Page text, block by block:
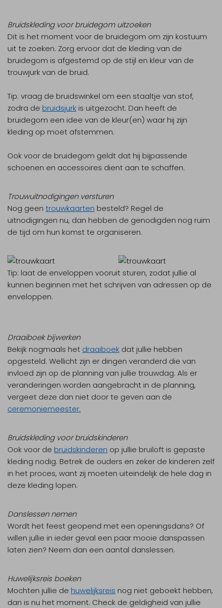
Bruidskleding voor bruidegom uitzoeken
Dit is het moment voor de bruidegom om zijn kostuum
uit te zoeken. Zorg ervoor dat de kleding van de
bruidegom is afgestemd op de stijl en kleur van de
trouwjurk van de bruid.
Tip: vraag de bruidswinkel om een staaltje van stof,
zodra de bruidsjurk is uitgezocht. Dan heeft de
bruidegom een idee van de kleur(en) waar hij zijn
kleding op moet afstemmen.
Ook voor de bruidegom geldt dat hij bijpassende
schoenen en accessoires dient aan te schaffen.
Trouwuitnodigingen versturen
Nog geen trouwkaarten besteld? Regel de
uitnodigingen nu, dan hebben de genodigden nog ruim
de tijd om hun komst te organiseren.
Tip: laat de enveloppen vooruit sturen, zodat jullie al
kunnen beginnen met het schrijven van adressen op de
enveloppen.
Draaiboek bijwerken
Bekijk nogmaals het draaiboek dat jullie hebben
opgesteld. Wellicht zijn er dingen veranderd die van
invloed zijn op de planning van jullie trouwdag. Als er
veranderingen worden aangebracht in de planning,
vergeet deze dan niet door te geven aan de
ceremoniemeester.
Bruidskleding voor bruidskinderen
Ook voor de bruidskinderen op jullie bruiloft is gepaste
kleding nodig. Betrek de ouders en zeker de kinderen zelf
in het proces, want zij moeten uiteindelijk de hele dag in
deze kleding lopen.
Danslessen nemen
Wordt het feest geopend met een openingsdans? Of
willen jullie in ieder geval een paar mooie danspassen
laten zien? Neem dan een aantal danslessen.
Huwelijksreis boeken
Mochten jullie de huwelijksreis nog niet geboekt hebben,
dan is nu het moment. Check de geldigheid van jullie